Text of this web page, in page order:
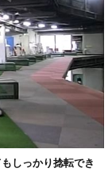
しっかり捻転でき